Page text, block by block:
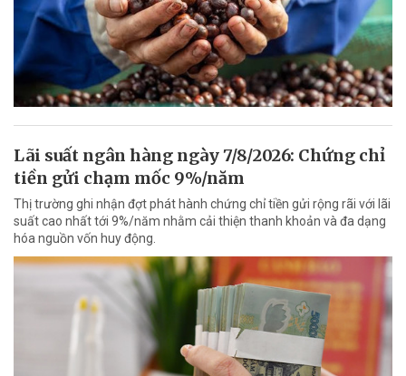
Lãi suất ngân hàng ngày 7/8/2026: Chứng chỉ
tiền gửi chạm mốc 9%/năm
Thị trường ghi nhận đợt phát hành chứng chỉ tiền gửi rộng rãi với lãi
suất cao nhất tới 9%/năm nhằm cải thiện thanh khoản và đa dạng
hóa nguồn vốn huy động.